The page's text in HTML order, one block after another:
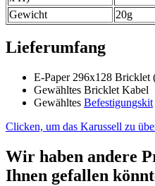
Gewicht 20g
Lieferumfang
E-Paper 296x128 Bricklet
Gewähltes Bricklet Kabel
Gewähltes Befestigungskit
Clicken, um das Karussell zu
Wir haben andere
Ihnen gefallen